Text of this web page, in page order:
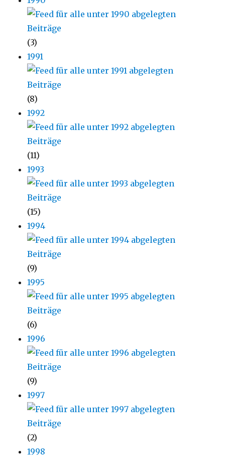
(3)
1991
(8)
1992
(11)
1993
(15)
1994
(9)
1995
(6)
1996
(9)
1997
(2)
1998